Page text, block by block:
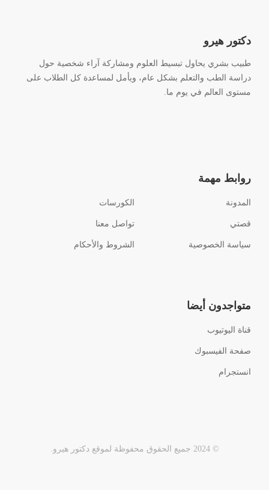
دكتور هيرو
طبيب بشري يحاول تبسيط العلوم ومشاركة آراء شخصية حول
دراسة الطب والتعلم بشكل عام، ويأمل لمساعدة كل الطلاب على
مستوى العالم في يوم ما.
روابط مهمة
المدونة الكورسات
قصتي تواصل معنا
سياسة الخصوصية الشروط والأحكام
متواجدون أيضا
قناة اليوتيوب
صفحة الفيسبوك
انستجرام
© 2024 جميع الحقوق محفوظة لموقع دكتور هيرو.